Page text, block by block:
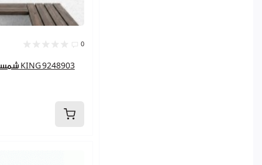
0
شمسية جانبية بدون اضاءه 3*4 KING 9248903